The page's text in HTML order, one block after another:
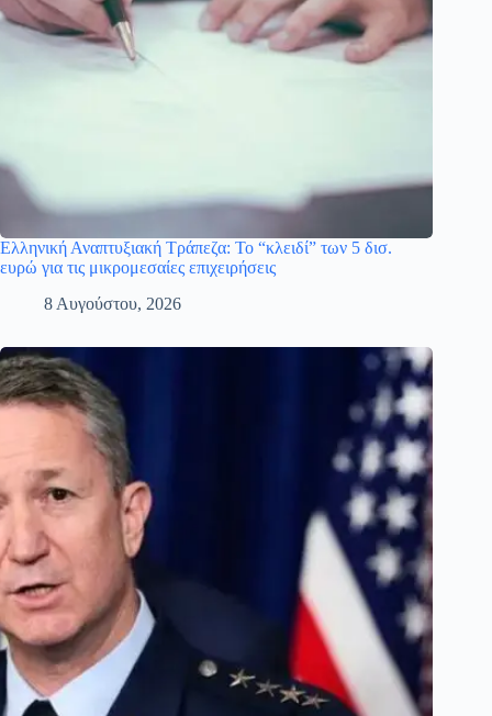
Ελληνική Αναπτυξιακή Τράπεζα: Το “κλειδί” των 5 δισ.
ευρώ για τις μικρομεσαίες επιχειρήσεις
8 Αυγούστου, 2026